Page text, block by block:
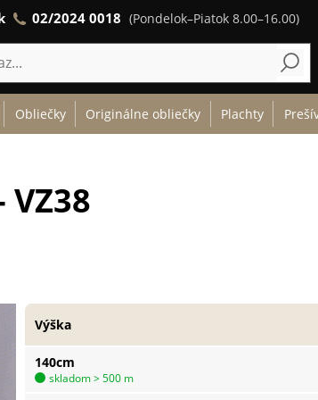
02/2024 0018 (Pondelok–Piatok 8.00–16.00)
Obliečky Originálne obliečky Plachty
140cm
skladom > 500 m
Výška